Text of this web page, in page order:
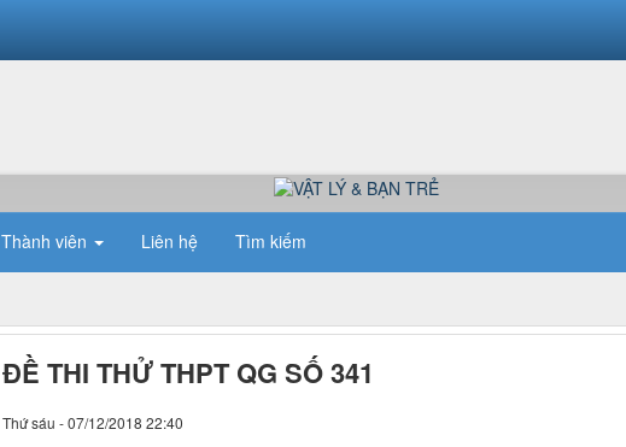
Thành viên Liên hệ Tìm kiếm
ĐỀ THI THỬ THPT QG SỐ 341
Thứ sáu - 07/12/2018 22:40